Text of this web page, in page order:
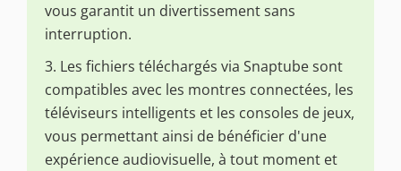
vous garantit un divertissement sans
interruption.
3. Les fichiers téléchargés via Snaptube sont
compatibles avec les montres connectées, les
téléviseurs intelligents et les consoles de jeux,
vous permettant ainsi de bénéficier d'une
expérience audiovisuelle, à tout moment et